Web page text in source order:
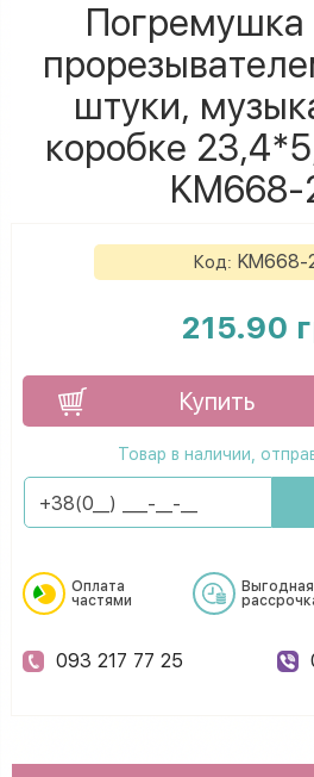
Погремушка
штуки,
коробке
KM668-
Код: KM668-
215.90
Купить
Товар в наличии,
Оплата
частями
Выгодная
093 217 77 25